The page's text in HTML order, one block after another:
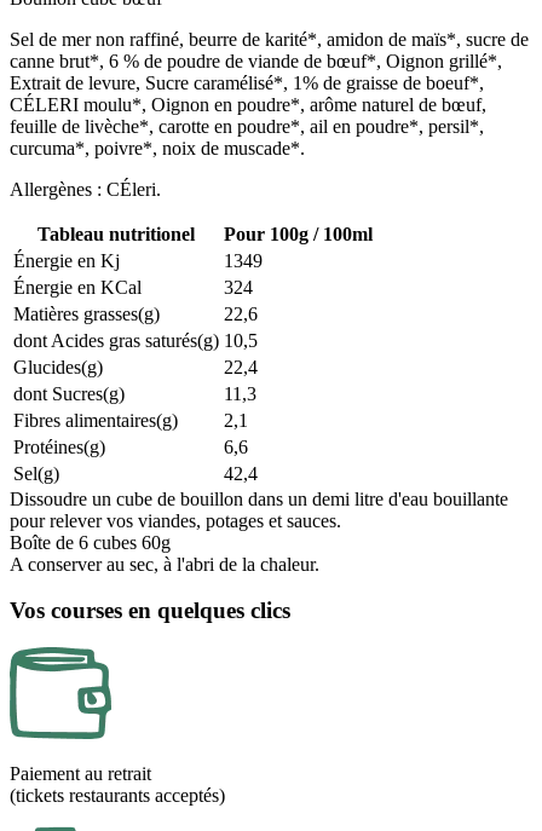
Sel de mer non raffiné, beurre de karité*, amidon de maïs*, sucre de
canne brut*, 6 % de poudre de viande de bœuf*, Oignon grillé*,
Extrait de levure, Sucre caramélisé*, 1% de graisse de boeuf*,
CÉLERI moulu*, Oignon en poudre*, arôme naturel de bœuf,
feuille de livèche*, carotte en poudre*, ail en poudre*, persil*,
curcuma*, poivre*, noix de muscade*.
Allergènes : CÉleri.
Tableau nutritionel
Pour 100g / 100ml
Énergie en Kj
1349
Énergie en KCal
324
Matières grasses(g)
22,6
dont Acides gras saturés(g) 10,5
Glucides(g)
22,4
dont Sucres(g)
11,3
Fibres alimentaires(g)
2,1
Protéines(g)
6,6
Sel(g)
42,4
Dissoudre un cube de bouillon dans un demi litre d'eau bouillante
pour relever vos viandes, potages et sauces.
Boîte de 6 cubes 60g
A conserver au sec, à l'abri de la chaleur.
Vos courses en quelques clics
Paiement au retrait
(tickets restaurants acceptés)